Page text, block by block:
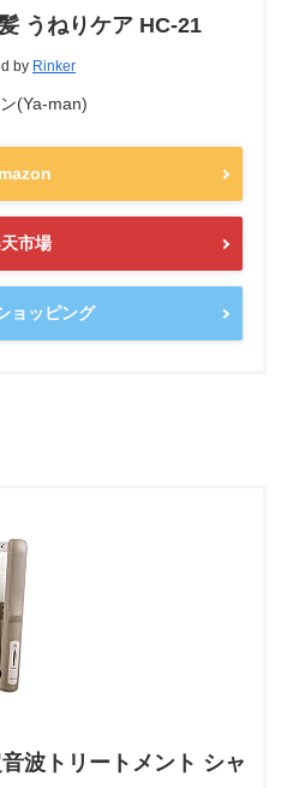
うねりケア HC-21
by Rinker
(Ya-man)
市場
ョッピング
波トリートメント シャ